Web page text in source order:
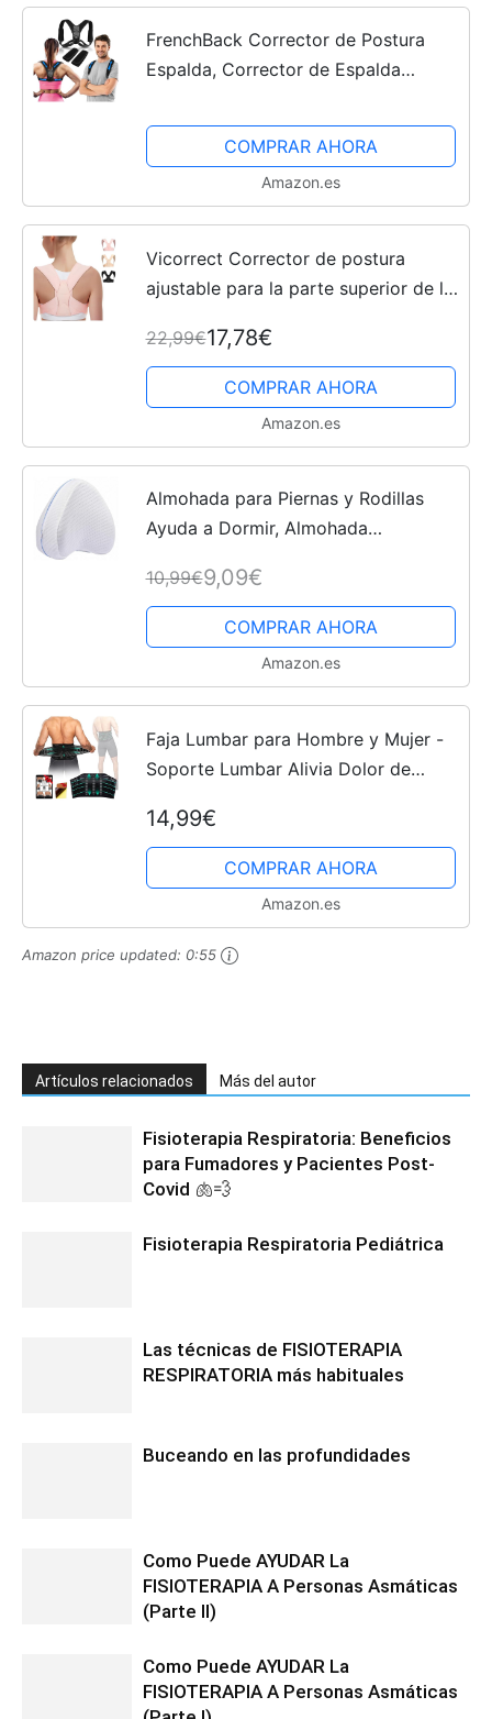
FrenchBack Corrector de Postura
Espalda, Corrector de Espalda
Espalda Recta para Hombres y
Mujeres, Alivia Dolor de Espalda,...
COMPRAR AHORA
Amazon.es
Vicorrect Corrector de postura
ajustable para la parte superior de la
dolor de cuello, hombros y espalda
alta, talla S/M
22,99€17,78€
COMPRAR AHORA
Amazon.es
Almohada para Piernas y Rodillas
Ayuda a Dormir, Almohada
Cojín Ergonómico Dormir de Lado,
Alivia Dolor de Espalda,...
10,99€9,09€
COMPRAR AHORA
Amazon.es
Faja Lumbar para Hombre y Mujer -
Soporte Lumbar Alivia Dolor de
Ajuste. Cinturón Lumbar Transpirable.
Faja Lumbar...
14,99€
COMPRAR AHORA
Amazon.es
Amazon price updated: 0:55
Artículos relacionados Más del autor
Fisioterapia Respiratoria: Beneficios
para Fumadores y Pacientes Post-
Covid 🫁💨
Fisioterapia Respiratoria Pediátrica
Las técnicas de FISIOTERAPIA
RESPIRATORIA más habituales
Buceando en las profundidades
Como Puede AYUDAR La
FISIOTERAPIA A Personas Asmáticas
(Parte II)
Como Puede AYUDAR La
FISIOTERAPIA A Personas Asmáticas